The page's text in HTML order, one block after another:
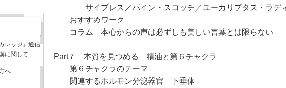
サイプレス／パイン・スコッチ／ユーカリプタス・ラデ
おすすめワーク
コラム 本心からの声は必ずしも美しい言葉とは限らない
Part７ 本質を見つめる 精油と第６チャクラ
第６チャクラのテーマ
関連するホルモン分泌器官 下垂体
レッジ」通信
に関して
へ